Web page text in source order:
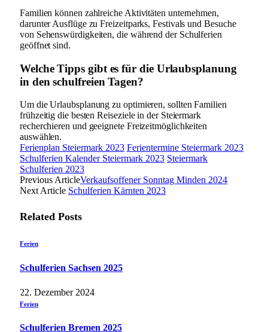
Familien können zahlreiche Aktivitäten unternehmen,
darunter Ausflüge zu Freizeitparks, Festivals und Besuche
von Sehenswürdigkeiten, die während der Schulferien
geöffnet sind.
Welche Tipps gibt es für die Urlaubsplanung
in den schulfreien Tagen?
Um die Urlaubsplanung zu optimieren, sollten Familien
frühzeitig die besten Reiseziele in der Steiermark
recherchieren und geeignete Freizeitmöglichkeiten
auswählen.
Ferienplan Steiermark 2023 Ferientermine Steiermark 2023
Schulferien Kalender Steiermark 2023 Steiermark
Schulferien 2023
Previous ArticleVerkaufsoffener Sonntag Minden 2024
Next Article Schulferien Kärnten 2023
Related Posts
Ferien
Schulferien Sachsen 2025
22. Dezember 2024
Ferien
Schulferien Bremen 2025